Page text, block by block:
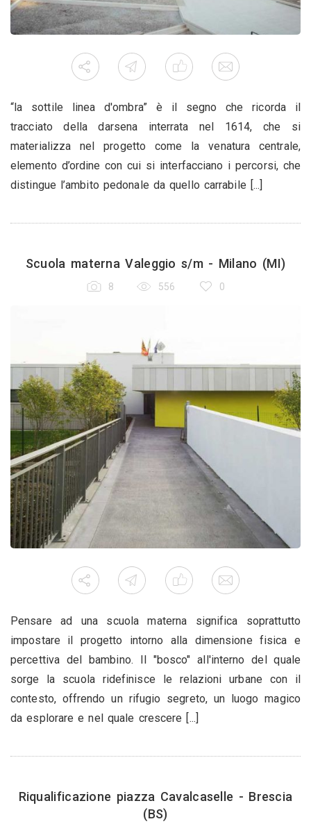
“la sottile linea d'ombra” è il segno che ricorda il
tracciato della darsena interrata nel 1614, che si
materializza nel progetto come la venatura centrale,
elemento d’ordine con cui si interfacciano i percorsi, che
distingue l’ambito pedonale da quello carrabile [...]
Scuola materna Valeggio s/m - Milano (MI)
8 556 0
Pensare ad una scuola materna significa soprattutto
impostare il progetto intorno alla dimensione fisica e
percettiva del bambino. Il "bosco" all'interno del quale
sorge la scuola ridefinisce le relazioni urbane con il
contesto, offrendo un rifugio segreto, un luogo magico
da esplorare e nel quale crescere [...]
Riqualificazione piazza Cavalcaselle - Brescia
(BS)